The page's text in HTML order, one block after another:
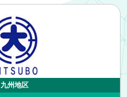
九州地区